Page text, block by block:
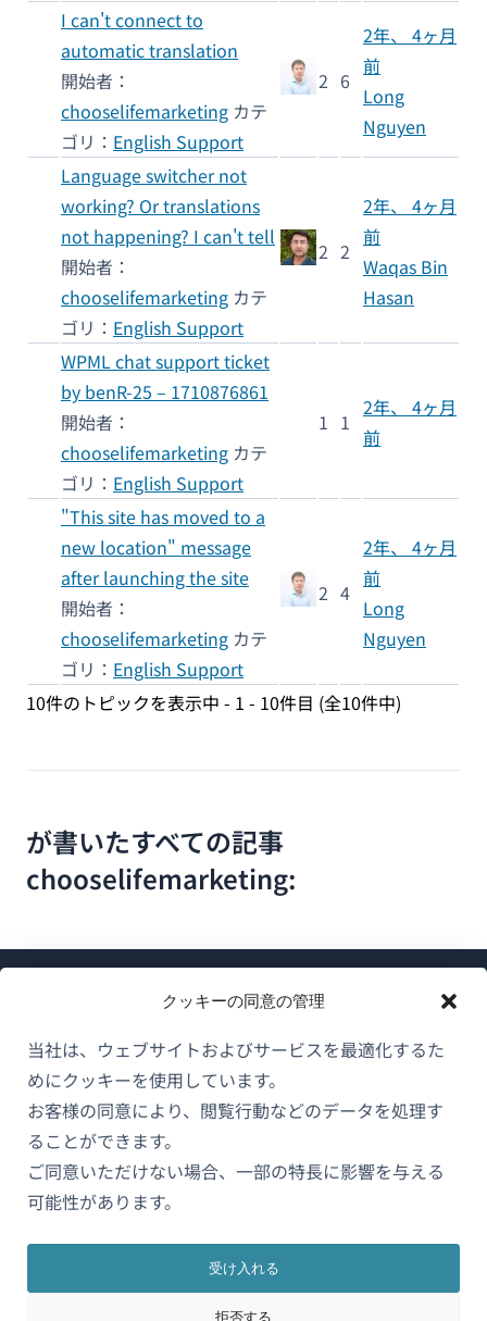
クッキーの同意の管理
当社は、ウェブサイトおよびサービスを最適化するた
めにクッキーを使用しています。
お客様の同意により、閲覧行動などのデータを処理す
ることができます。
ご同意いただけない場合、一部の特長に影響を与える
可能性があります。
受け入れる
拒否する
I can't connect to
automatic translation
開始者：
chooselifemarketing カテ
ゴリ： English Support
2 6
2年、 4ヶ月
前
Long
Nguyen
Language switcher not
working? Or translations
not happening? I can't tell
開始者：
chooselifemarketing カテ
ゴリ： English Support
2 2
2年、 4ヶ月
前
Waqas Bin
Hasan
WPML chat support ticket
by benR-25 – 1710876861
開始者：
chooselifemarketing カテ
ゴリ： English Support
1 1
2年、 4ヶ月
前
"This site has moved to a
new location" message
after launching the site
開始者：
chooselifemarketing カテ
ゴリ： English Support
2 4
2年、 4ヶ月
前
Long
Nguyen
10件のトピックを表示中 - 1 - 10件目 (全10件中)
が書いたすべての記事
chooselifemarketing:
日本語
WPMLについて
GDPRおよびプライバシーポリシー
チームに参加（新
ィ
し
い
ウ
し
い
ウ
し
ウ